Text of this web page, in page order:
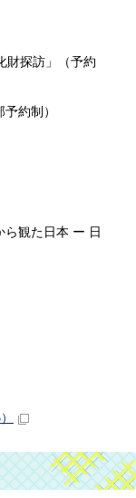
財探訪」（予約
約制）
観た日本 ー 日